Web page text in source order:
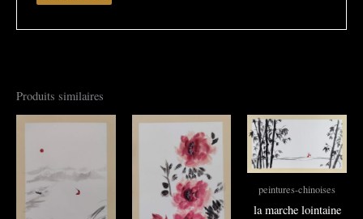
Produits similaires
peintures-chinoises
la marche lointaine